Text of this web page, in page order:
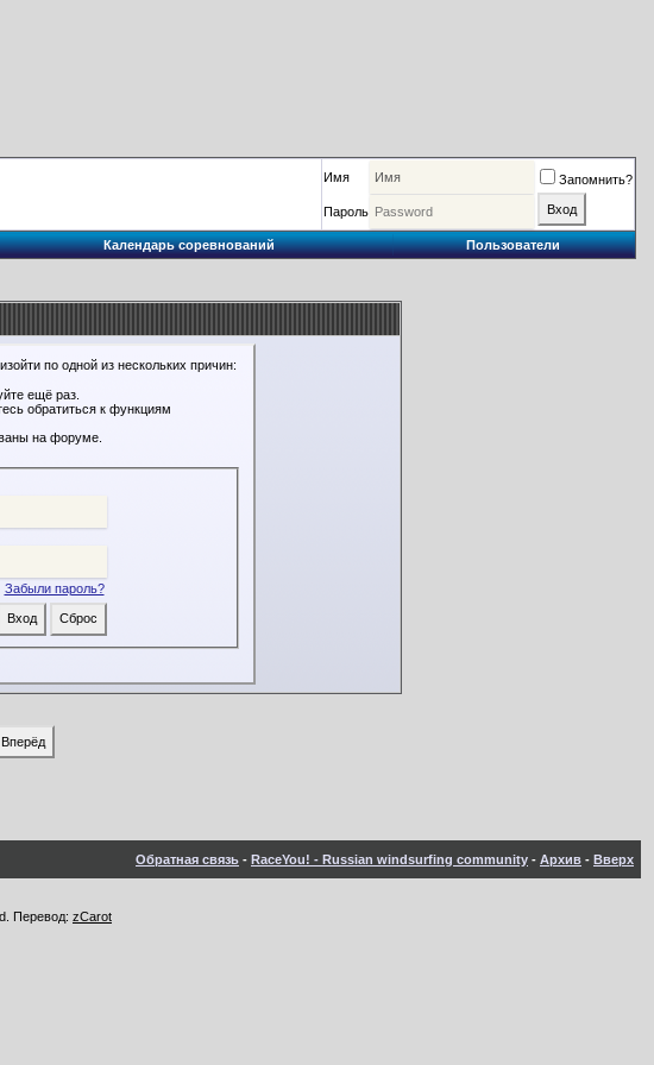
Имя Запомнить?
Пароль
Календарь соревнований Пользователи
по одной из нескольких причин:
ещё раз.
обратиться к функциям
на форуме.
Забыли пароль?
Обратная связь - RaceYou! - Russian windsurfing community - Архив - Вверх
Перевод: zCarot